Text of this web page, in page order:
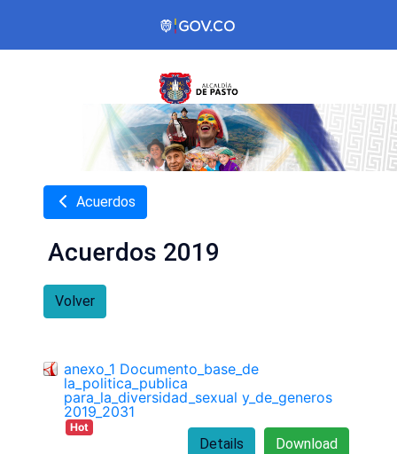
Acuerdos
Acuerdos 2019
Volver
anexo_1 Documento_base_de
la_politica_publica
para_la_diversidad_sexual y_de_generos
2019_2031
Hot
Download
Details